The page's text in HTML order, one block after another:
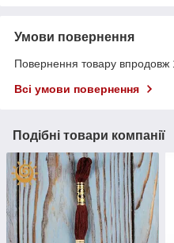
Умови повернення
Повернення товару впродовж
Всі умови повернення
Подібні товари компанії